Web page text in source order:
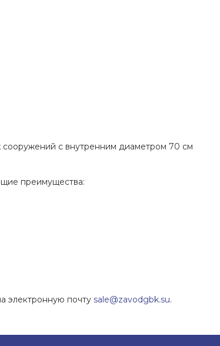
с внутренним диаметром 70 см
преимущества:
электронную почту sale@zavodgbk.su.